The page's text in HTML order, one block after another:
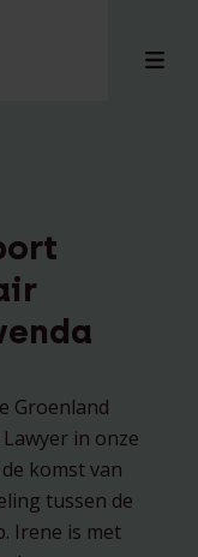
Groenland
in onze
komst van
tussen de
Irene is met